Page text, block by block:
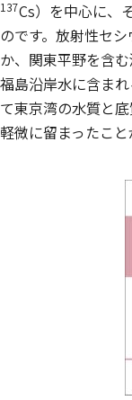
137Cs）を中心に、
のです。放射性セ
か、関東平野を含
福島沿岸水に含ま
て東京湾の水質と
軽微に留まったこと